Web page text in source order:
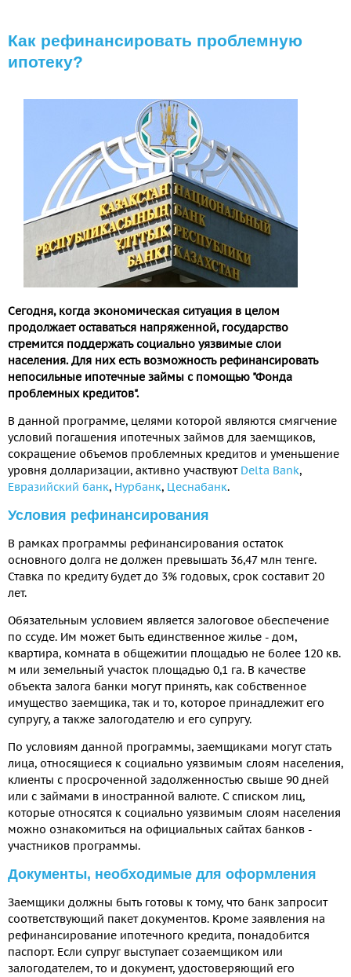
Как рефинансировать проблемную
ипотеку?
Сегодня, когда экономическая ситуация в целом
продолжает оставаться напряженной, государство
стремится поддержать социально уязвимые слои
населения. Для них есть возможность рефинансировать
непосильные ипотечные займы с помощью "Фонда
проблемных кредитов".
В данной программе, целями которой являются смягчение
условий погашения ипотечных займов для заемщиков,
сокращение объемов проблемных кредитов и уменьшение
уровня долларизации, активно участвуют Delta Bank,
Евразийский банк, Нурбанк, Цеснабанк.
Условия рефинансирования
В рамках программы рефинансирования остаток
основного долга не должен превышать 36,47 млн тенге.
Ставка по кредиту будет до 3% годовых, срок составит 20
лет.
Обязательным условием является залоговое обеспечение
по ссуде. Им может быть единственное жилье - дом,
квартира, комната в общежитии площадью не более 120 кв.
м или земельный участок площадью 0,1 га. В качестве
объекта залога банки могут принять, как собственное
имущество заемщика, так и то, которое принадлежит его
супругу, а также залогодателю и его супругу.
По условиям данной программы, заемщиками могут стать
лица, относящиеся к социально уязвимым слоям населения,
клиенты с просроченной задолженностью свыше 90 дней
или с займами в иностранной валюте. С списком лиц,
которые относятся к социально уязвимым слоям населения
можно ознакомиться на официальных сайтах банков -
участников программы.
Документы, необходимые для оформления
Заемщики должны быть готовы к тому, что банк запросит
соответствующий пакет документов. Кроме заявления на
рефинансирование ипотечного кредита, понадобится
паспорт. Если супруг выступает созаемщиком или
залогодателем, то и документ, удостоверяющий его